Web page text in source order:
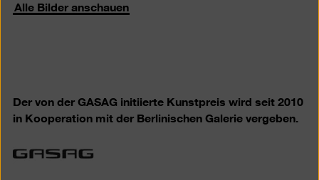
Alle Bilder anschauen
Der von der GASAG initiierte Kunstpreis wird seit 2010
in Kooperation mit der Berlinischen Galerie vergeben.